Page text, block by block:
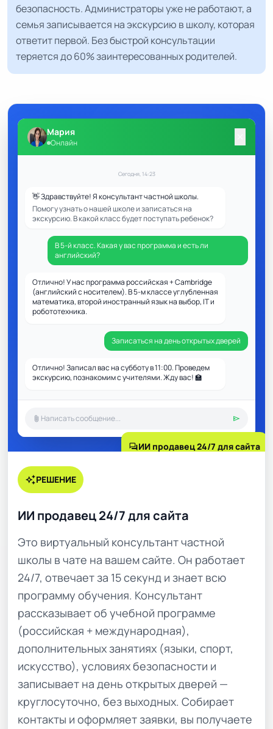
безопасность. Администраторы уже не работают, а
семья записывается на экскурсию в школу, которая
ответит первой. Без быстрой консультации
теряется до 60% заинтересованных родителей.
Мария
Онлайн
Сегодня, 14:23
👋 Здравствуйте! Я консультант частной школы.
Помогу узнать о нашей школе и записаться на
экскурсию. В какой класс будет поступать ребенок?
В 5-й класс. Какая у вас программа и есть ли
английский?
Отлично! У нас программа российская + Cambridge
(английский с носителем). В 5-м классе углубленная
математика, второй иностранный язык на выбор, IT и
робототехника.
Записаться на день открытых дверей
Отлично! Записал вас на субботу в 11:00. Проведем
экскурсию, познакомим с учителями. Жду вас! 🏫
attach_file send
forumИИ продавец 24/7 для сайта
auto_awesomeРЕШЕНИЕ
ИИ продавец 24/7 для сайта
Это виртуальный консультант частной
школы в чате на вашем сайте. Он работает
24/7, отвечает за 15 секунд и знает всю
программу обучения. Консультант
рассказывает об учебной программе
(российская + международная),
дополнительных занятиях (языки, спорт,
искусство), условиях безопасности и
записывает на день открытых дверей —
круглосуточно, без выходных. Собирает
контакты и оформляет заявки, вы получаете